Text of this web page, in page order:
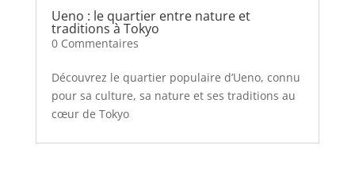
Ueno : le quartier entre nature et
traditions à Tokyo
0 Commentaires
Découvrez le quartier populaire d’Ueno, connu
pour sa culture, sa nature et ses traditions au
cœur de Tokyo